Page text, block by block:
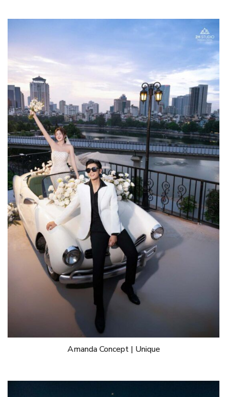
Amanda Concept | Unique